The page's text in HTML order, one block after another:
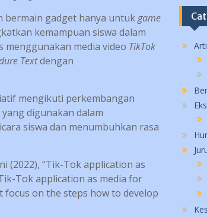
bermain gadget hanya untukgame
kemampuan siswa dalam
menggunakan media video TikTok
Textdengan
mengikuti perkembangan
digunakan dalam
siswa dan menumbuhkan rasa
(2022), “Tik-Tok application as
Tok application as media for
focus on the steps how to develop